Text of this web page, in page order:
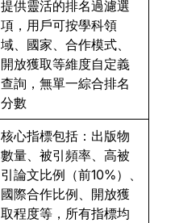
提供靈活的排名過濾選
項，用戶可按學科領
域、國家、合作模式、
開放獲取等維度自定義
查詢，無單一綜合排名
分數
核心指標包括：出版物
數量、被引頻率、高被
引論文比例（前10%）、
國際合作比例、開放獲
取程度等，所有指標均